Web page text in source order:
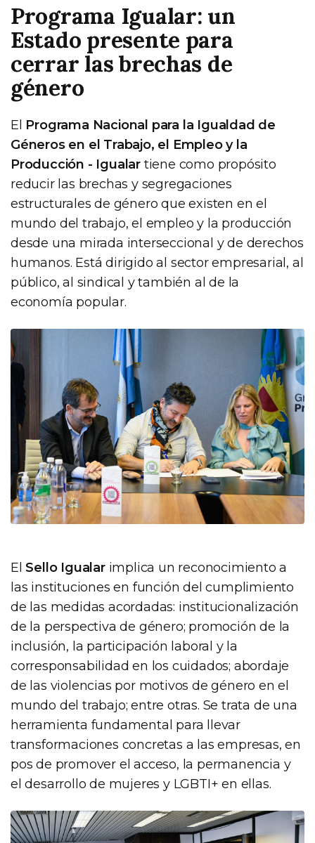
Programa Igualar: un
Estado presente para
cerrar las brechas de
género
El Programa Nacional para la Igualdad de
Géneros en el Trabajo, el Empleo y la
Producción - Igualar tiene como propósito
reducir las brechas y segregaciones
estructurales de género que existen en el
mundo del trabajo, el empleo y la producción
desde una mirada interseccional y de derechos
humanos. Está dirigido al sector empresarial, al
público, al sindical y también al de la
economía popular.
ElSello Igualarimplica un reconocimiento a
las instituciones en función del cumplimiento
de las medidas acordadas: institucionalización
de la perspectiva de género; promoción de la
inclusión, la participación laboral y la
corresponsabilidad en los cuidados; abordaje
de las violencias por motivos de género en el
mundo del trabajo; entre otras. Se trata de una
herramienta fundamental para llevar
transformaciones concretas a las empresas, en
pos de promover el acceso, la permanencia y
el desarrollo de mujeres y LGBTI+ en ellas.